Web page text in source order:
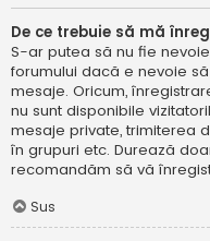
De ce trebuie să mă
S-ar putea să nu fie
forumului dacă e nevoie
mesaje. Oricum,
nu sunt disponibile
mesaje private, trimiterea
în grupuri etc. Durează
recomandăm să vă
Sus